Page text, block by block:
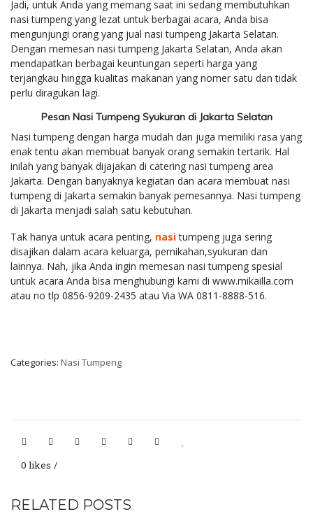
Jadi, untuk Anda yang memang saat ini sedang membutuhkan
nasi tumpeng yang lezat untuk berbagai acara, Anda bisa
mengunjungi orang yang jual nasi tumpeng Jakarta Selatan.
Dengan memesan nasi tumpeng Jakarta Selatan, Anda akan
mendapatkan berbagai keuntungan seperti harga yang
terjangkau hingga kualitas makanan yang nomer satu dan tidak
perlu diragukan lagi.
Pesan Nasi Tumpeng Syukuran di Jakarta Selatan
Nasi tumpeng dengan harga mudah dan juga memiliki rasa yang
enak tentu akan membuat banyak orang semakin tertarik. Hal
inilah yang banyak dijajakan di catering nasi tumpeng area
Jakarta. Dengan banyaknya kegiatan dan acara membuat nasi
tumpeng di Jakarta semakin banyak pemesannya. Nasi tumpeng
di Jakarta menjadi salah satu kebutuhan.
Tak hanya untuk acara penting, nasitumpeng juga sering
disajikan dalam acara keluarga, pernikahan,syukuran dan
lainnya. Nah, jika Anda ingin memesan nasi tumpeng spesial
untuk acara Anda bisa menghubungi kami di www.mikailla.com
atau no tlp 0856-9209-2435 atau Via WA 0811-8888-516.
Categories: Nasi Tumpeng
0 likes
RELATED POSTS